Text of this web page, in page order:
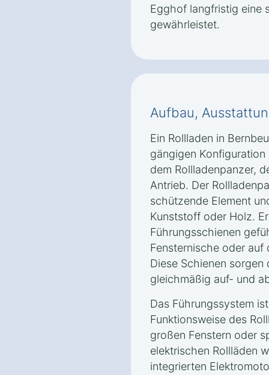
Egghof langfristig eine
gewährleistet.
Aufbau,
Ein Rollladen in
gängigen
dem Rollladenpanzer,
Antrieb. Der
schützende Element
Kunststoff oder Holz.
Führungsschienen
Fensternische oder
Diese Schienen sorgen
gleichmäßig auf- und
Das Führungssystem
Funktionsweise des
großen Fenstern oder
elektrischen Rollläden
integrierten